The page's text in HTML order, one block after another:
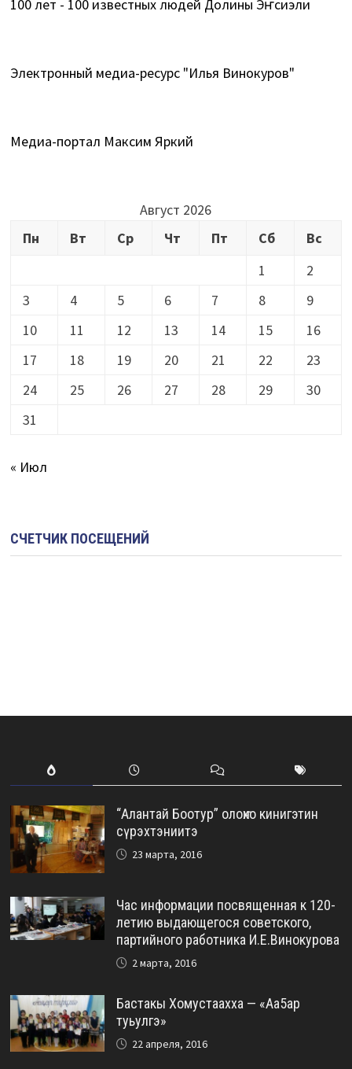
100 лет - 100 известных людей Долины Эҥсиэли
Электронный медиа-ресурс "Илья Винокуров"
Медиа-портал Максим Яркий
Август 2026
Пн
Вт Ср Чт Пт Сб
Вс
1
2
3
4 5 6 7 8
9
10
11 12 13 14 15
16
17
18 19 20 21 22
23
24
25 26 27 28 29
30
31
« Июл
СЧЕТЧИК ПОСЕЩЕНИЙ
“Алантай Боотур” олоҥхо кинигэтин
сүрэхтэниитэ
23 марта, 2016
Час информации посвященная к 120-
летию выдающегося советского,
партийного работника И.Е.Винокурова
2 марта, 2016
Бастакы Хомустаахха — «Аа5ар
туьулгэ»
22 апреля, 2016